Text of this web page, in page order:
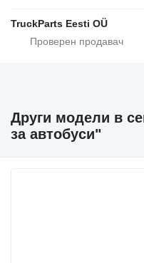
TruckParts Eesti OÜ
Други модели в
за автобуси"